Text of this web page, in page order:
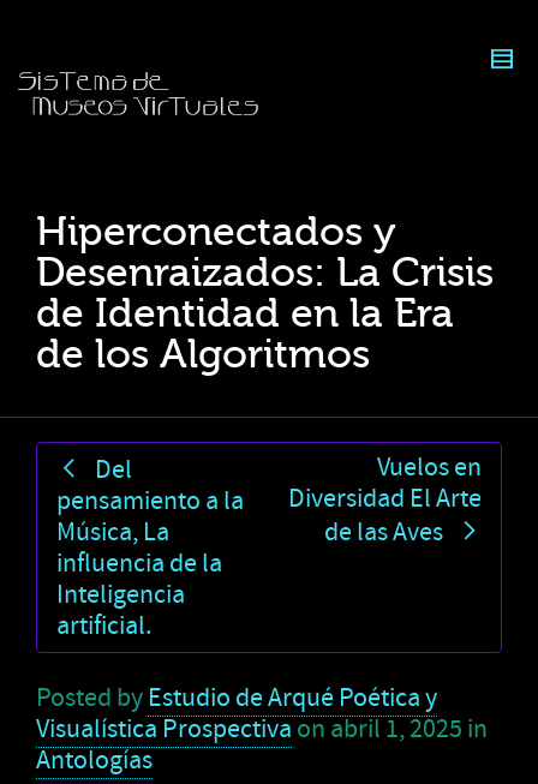
Hiperconectados y
Desenraizados: La Crisis
de Identidad en la Era
de los Algoritmos
Del
pensamiento a la
Música, La
influencia de la
Inteligencia
artificial.
Vuelos en
Diversidad El Arte
de las Aves
Posted by Estudio de Arqué Poética y
Visualística Prospectiva on abril 1, 2025 in
Antologías